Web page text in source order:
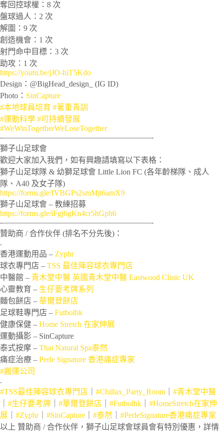
奪回控球權：8 次
盤球過人：2 次
解圍：9 次
創造機會：1 次
射門命中目標：3 次
助攻：1 次
https://youtu.be/jJO-hiT5Kdo
Design：@BigHead_design_ (IG ID)
Photo： SinCapture
#本地球員培育 #著重青訓
#運動科學 #可持續發展
#WeWinTogetherWeLoseTogether
‐———————————————————-
獅子山足球會
歡迎大家加入我們，如有興趣請填寫以下表格：
獅子山足球隊 & 幼獅足球會 Little Lion FC (各年齡梯隊、成人
隊、A40 及女子隊)
https://forms.gle/fVBGPs2smMjt6amX9
獅子山足球會 – 教練招募
https://forms.gle/iFgj6gKn4cr5hGph6
‐———————————————————-
贊助商 / 合作伙伴 (排名不分先後)：
.
香港運動用品 – Zyphr
球衣專門店 – TSS 最佳陣容球衣專門店
中醫館 – 青木堂中醫 英國青木堂中醫 Eastwood Clinic UK
心靈教育 – 生仔要考牌系列
麵包餅店 – 華爾登餅店
足球鞋專門店 – Futbolhk
健康保健 – Home Stretch 在家伸展
運動攝影 – SinCapture
泰式按摩 – Thai Natural Spa泰然
痛症治療 – Perle Signature 香港痛症專家
#搬運公司
.
#TSS最佳陣容球衣專門店
#Chillax_Party_Room
#青木堂中醫
#生仔要考牌 #華爾登餅店 #Futbolhk
#HomeStretch在家伸
展
#Zyphr｜ #SinCapture #泰然
#PerleSignature香港痛症專家
以上 贊助商 / 合作伙伴，獅子山足球會球員會有特別優惠，詳情